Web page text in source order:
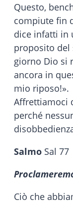
Questo,
compiute fin
dice infatti in
proposito del
giorno Dio si
ancora in
mio riposo!».
Affrettiamoci
perché
Salmo Sal 77
Ciò che